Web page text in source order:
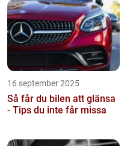
16 september 2025
Så får du bilen att glänsa
- Tips du inte får missa